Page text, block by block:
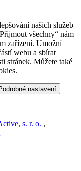
našich služeb
všechny“ nám
zařízení. Umožní
webu a sbírat
stránek. Můžete také
nastavení
s. r. o. ,